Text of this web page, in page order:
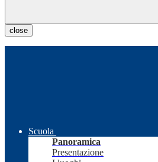
close
Scuola
Panoramica
Presentazione